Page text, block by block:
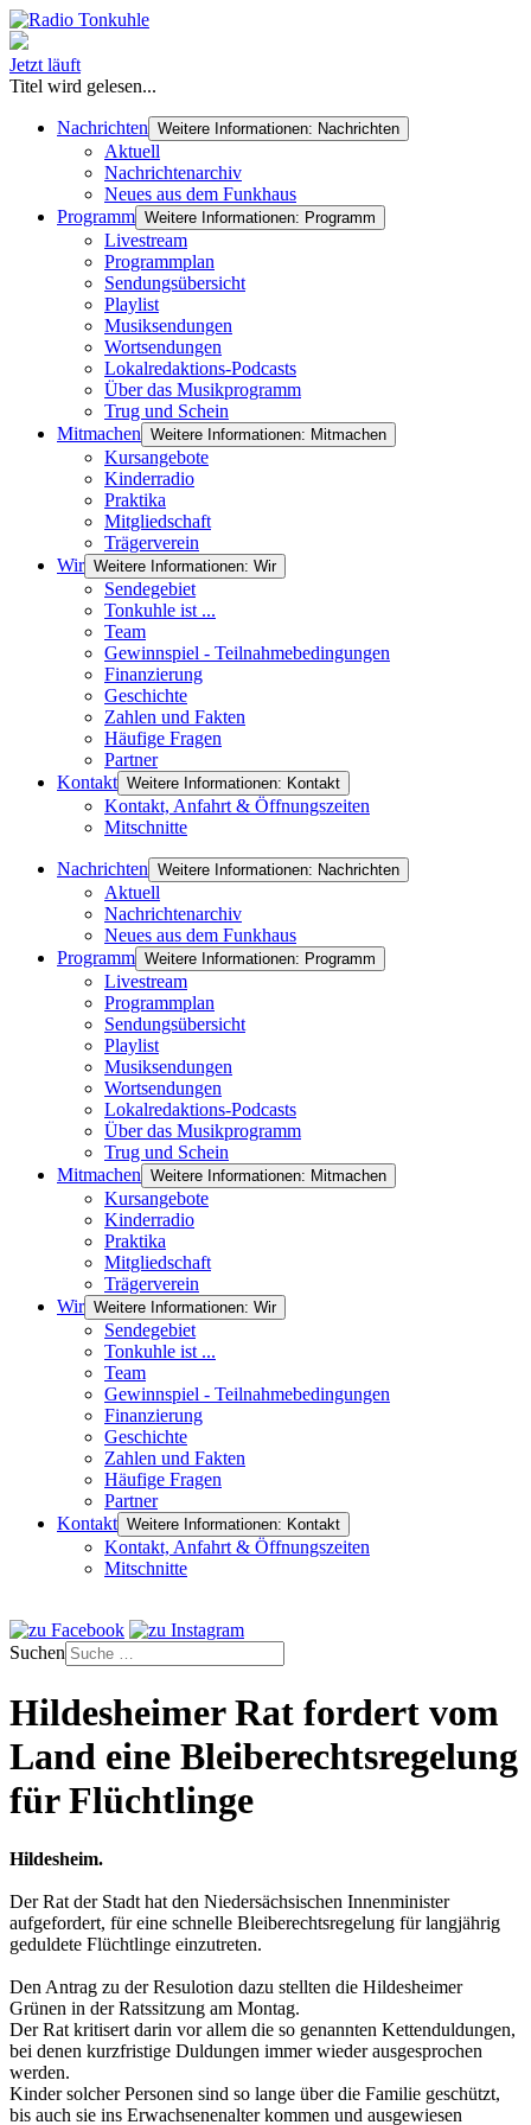
Jetzt läuft
Titel wird gelesen...
Nachrichten Weitere Informationen: Nachrichten
Aktuell
Nachrichtenarchiv
Neues aus dem Funkhaus
Programm Weitere Informationen: Programm
Livestream
Programmplan
Sendungsübersicht
Playlist
Musiksendungen
Wortsendungen
Lokalredaktions-Podcasts
Über das Musikprogramm
Trug und Schein
Mitmachen Weitere Informationen: Mitmachen
Kursangebote
Kinderradio
Praktika
Mitgliedschaft
Trägerverein
Wir Weitere Informationen: Wir
Sendegebiet
Tonkuhle ist ...
Team
Gewinnspiel - Teilnahmebedingungen
Finanzierung
Geschichte
Zahlen und Fakten
Häufige Fragen
Partner
Kontakt Weitere Informationen: Kontakt
Kontakt, Anfahrt & Öffnungszeiten
Mitschnitte
Nachrichten Weitere Informationen: Nachrichten
Aktuell
Nachrichtenarchiv
Neues aus dem Funkhaus
Programm Weitere Informationen: Programm
Livestream
Programmplan
Sendungsübersicht
Playlist
Musiksendungen
Wortsendungen
Lokalredaktions-Podcasts
Über das Musikprogramm
Trug und Schein
Mitmachen Weitere Informationen: Mitmachen
Kursangebote
Kinderradio
Praktika
Mitgliedschaft
Trägerverein
Wir Weitere Informationen: Wir
Sendegebiet
Tonkuhle ist ...
Team
Gewinnspiel - Teilnahmebedingungen
Finanzierung
Geschichte
Zahlen und Fakten
Häufige Fragen
Partner
Kontakt Weitere Informationen: Kontakt
Kontakt, Anfahrt & Öffnungszeiten
Mitschnitte
Suchen
Hildesheimer Rat fordert vom
Land eine Bleiberechtsregelung
für Flüchtlinge
Hildesheim.
Der Rat der Stadt hat den Niedersächsischen Innenminister
aufgefordert, für eine schnelle Bleiberechtsregelung für langjährig
geduldete Flüchtlinge einzutreten.
Den Antrag zu der Resulotion dazu stellten die Hildesheimer
Grünen in der Ratssitzung am Montag.
Der Rat kritisert darin vor allem die so genannten Kettenduldungen,
bei denen kurzfristige Duldungen immer wieder ausgesprochen
werden.
Kinder solcher Personen sind so lange über die Familie geschützt,
bis auch sie ins Erwachsenenalter kommen und ausgewiesen